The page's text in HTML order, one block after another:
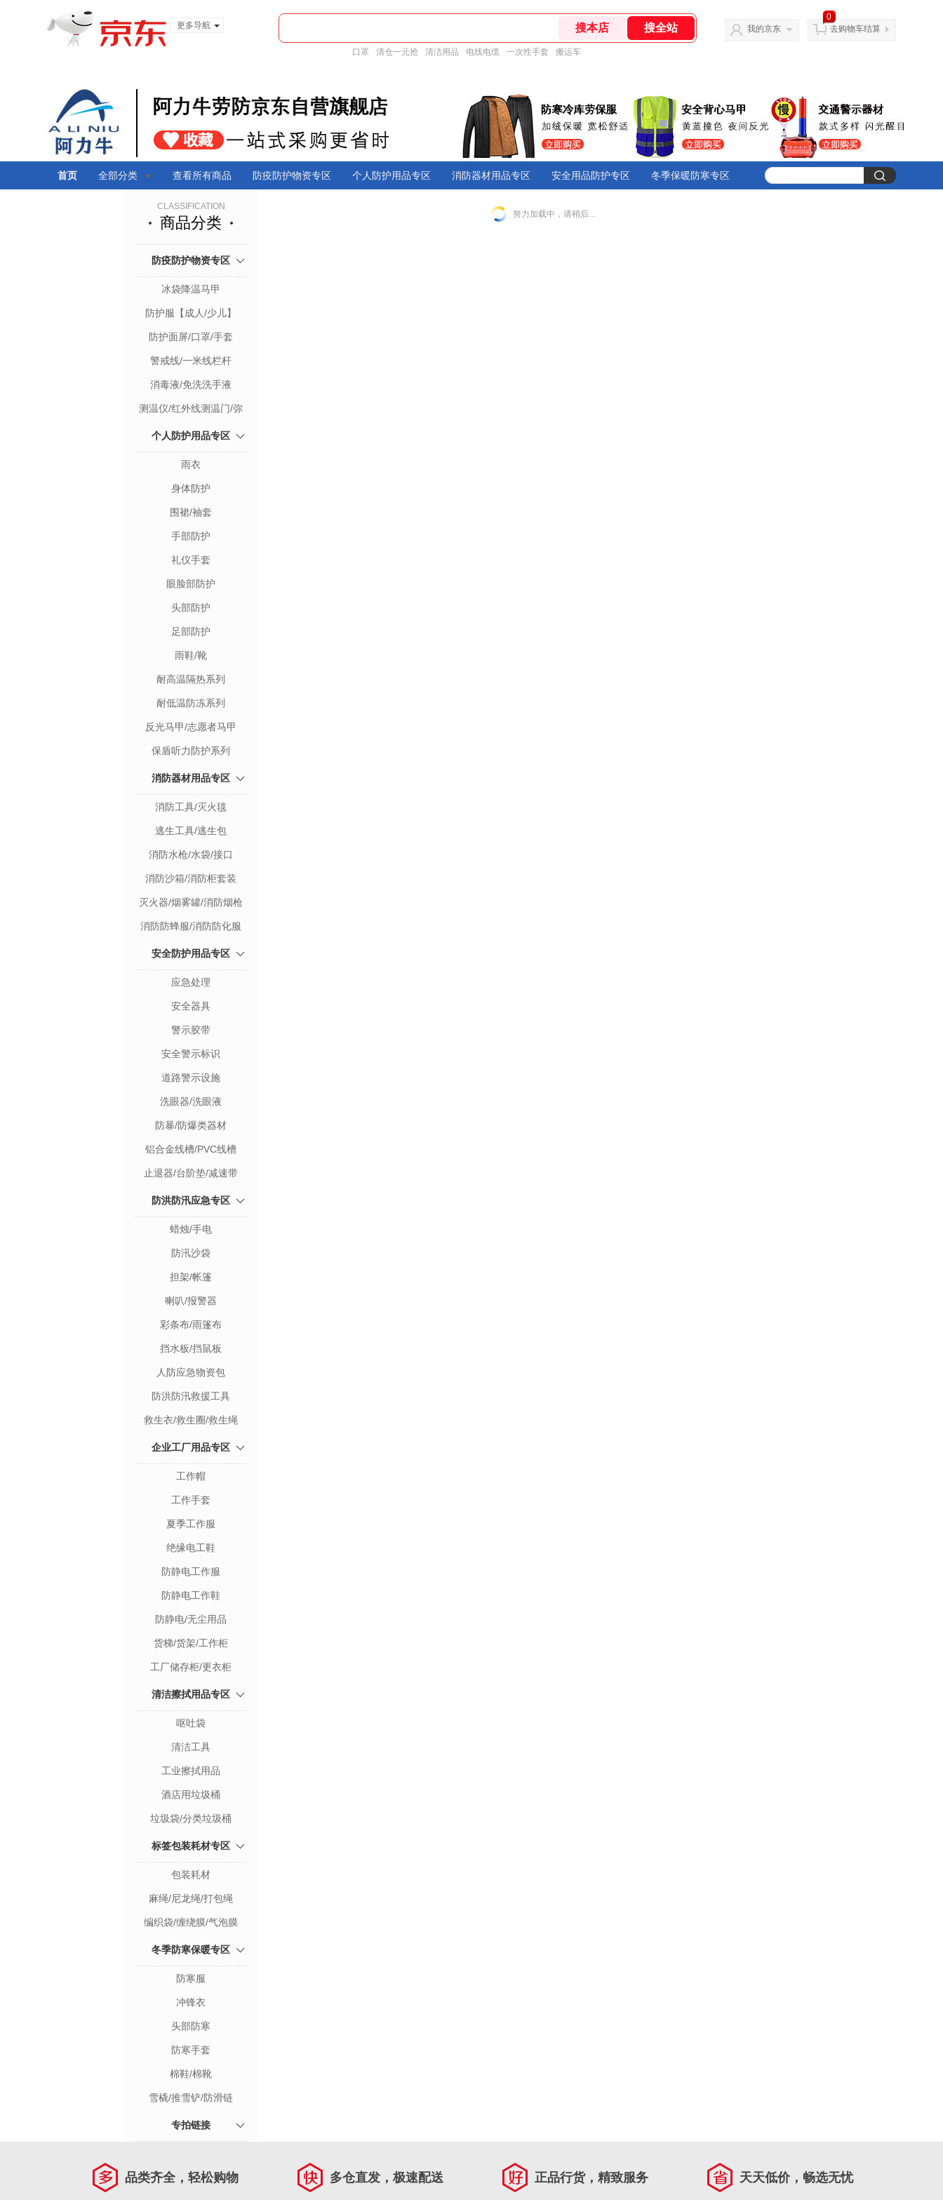
更多导航
口罩 清仓一元抢 清洁用品 电线电缆 一次性手套 搬运车
我的京东
0
去购物车结算
首页 全部分类 查看所有商品 防疫防护物资专区 个人防护用品专区 消防器材用品专区 安全用品防护专区 冬季保暖防寒专区
CLASSIFICATION
商品分类
防疫防护物资专区
冰袋降温马甲
防护服【成人/少儿】
防护面屏/口罩/手套
警戒线/一米线栏杆
消毒液/免洗洗手液
测温仪/红外线测温门/弥
个人防护用品专区
雨衣
身体防护
围裙/袖套
手部防护
礼仪手套
眼脸部防护
头部防护
足部防护
雨鞋/靴
耐高温隔热系列
耐低温防冻系列
反光马甲/志愿者马甲
保盾听力防护系列
消防器材用品专区
消防工具/灭火毯
逃生工具/逃生包
消防水枪/水袋/接口
消防沙箱/消防柜套装
灭火器/烟雾罐/消防烟枪
消防防蜂服/消防防化服
安全防护用品专区
应急处理
安全器具
警示胶带
安全警示标识
道路警示设施
洗眼器/洗眼液
防暴/防爆类器材
铝合金线槽/PVC线槽
止退器/台阶垫/减速带
防洪防汛应急专区
蜡烛/手电
防汛沙袋
担架/帐篷
喇叭/报警器
彩条布/雨篷布
挡水板/挡鼠板
人防应急物资包
防洪防汛救援工具
救生衣/救生圈/救生绳
企业工厂用品专区
工作帽
工作手套
夏季工作服
绝缘电工鞋
防静电工作服
防静电工作鞋
防静电/无尘用品
货梯/货架/工作柜
工厂储存柜/更衣柜
清洁擦拭用品专区
呕吐袋
清洁工具
工业擦拭用品
酒店用垃圾桶
垃圾袋/分类垃圾桶
标签包装耗材专区
包装耗材
麻绳/尼龙绳/打包绳
编织袋/缠绕膜/气泡膜
冬季防寒保暖专区
防寒服
冲锋衣
头部防寒
防寒手套
棉鞋/棉靴
雪橇/推雪铲/防滑链
专拍链接
努力加载中，请稍后...
品类齐全，轻松购物 多仓直发，极速配送 正品行货，精致服务 天天低价，畅选无忧